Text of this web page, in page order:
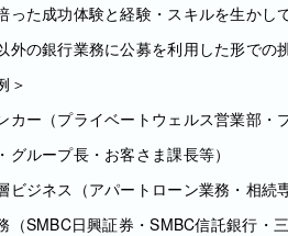
った成功体験と経験・スキルを生か
外の銀行業務に公募を利用した形での
＞
カー（プライベートウェルス営業部・
グループ長・お客さま課長等）
ビジネス（アパートローン業務・相続
（SMBC日興証券・SMBC信託銀行・